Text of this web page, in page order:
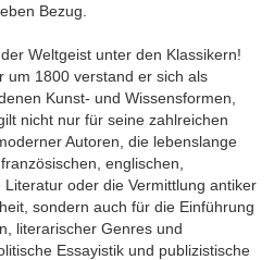
Bezug.
Weltgeist unter den Klassikern!
um 1800 verstand er sich als
Kunst- und Wissensformen,
nicht nur für seine zahlreichen
Autoren, die lebenslange
englischen,
oder die Vermittlung antiker
sondern auch für die Einführung
literarischer Genres und
Essayistik und publizistische